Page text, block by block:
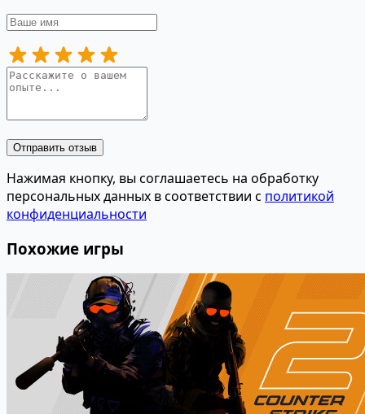
Отправить отзыв
Нажимая кнопку, вы соглашаетесь на обработку
персональных данных в соответствии с политикой
конфиденциальности
Похожие игры